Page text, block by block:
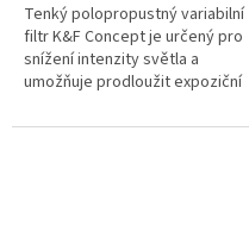
5
hvězdiček.
Tenký polopropustný variabilní
filtr K&F Concept je určený pro
snížení intenzity světla a
umožňuje prodloužit expoziční